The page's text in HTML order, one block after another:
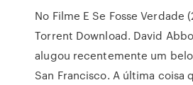
No Filme E Se Fosse Verdade
Torrent Download. David
alugou recentemente um
San Francisco. A última coisa